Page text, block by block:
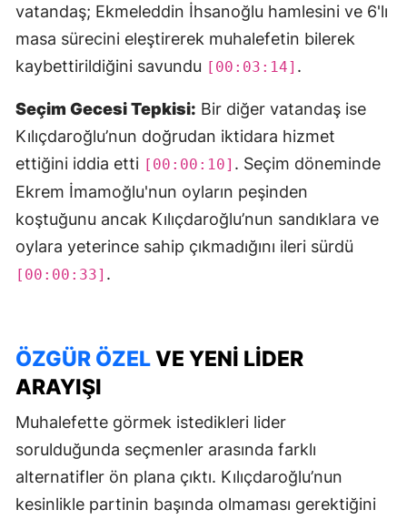
vatandaş; Ekmeleddin İhsanoğlu hamlesini ve 6'lı
masa sürecini eleştirerek muhalefetin bilerek
kaybettirildiğini savundu [00:03:14] .
Seçim Gecesi Tepkisi: Bir diğer vatandaş ise
Kılıçdaroğlu’nun doğrudan iktidara hizmet
ettiğini iddia etti [00:00:10] . Seçim döneminde
Ekrem İmamoğlu'nun oyların peşinden
koştuğunu ancak Kılıçdaroğlu’nun sandıklara ve
oylara yeterince sahip çıkmadığını ileri sürdü
[00:00:33] .
ÖZGÜR ÖZELVE YENI LIDER
ARAYIŞI
Muhalefette görmek istedikleri lider
sorulduğunda seçmenler arasında farklı
alternatifler ön plana çıktı. Kılıçdaroğlu’nun
kesinlikle partinin başında olmaması gerektiğini